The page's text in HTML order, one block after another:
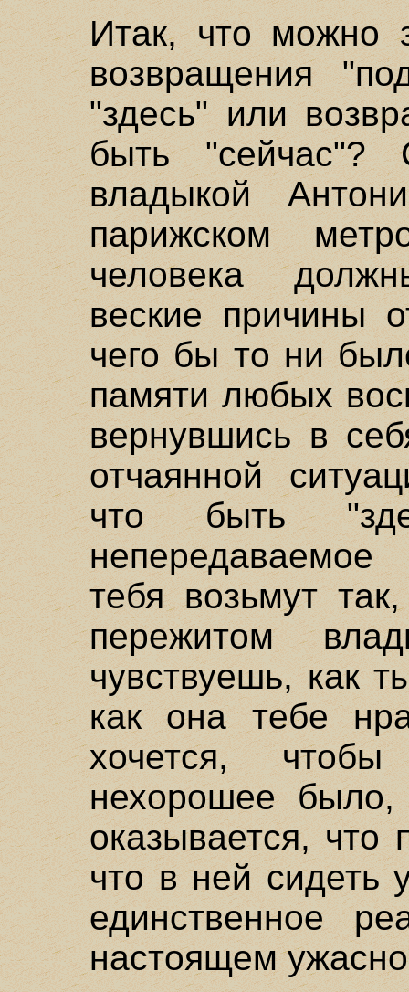
Итак, что можно
возвращения
"здесь" или
быть "сейчас"?
владыкой
парижском
человека
веские причины
чего бы то ни
памяти любых
вернувшись в
отчаянной
что быть
тебя возьмут
пережитом
чувствуешь, как
как она тебе
хочется,
нехорошее
оказывается, что
что в ней сидеть
единственное
настоящем ужасно